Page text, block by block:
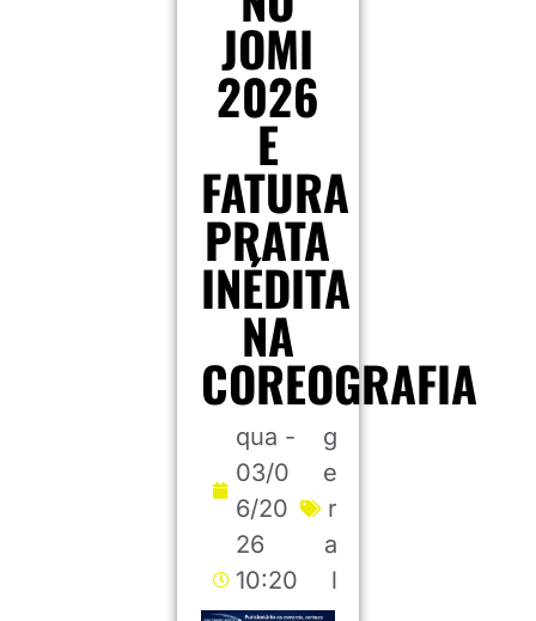
JOMI
2026
E
FATURA
PRATA
INÉDITA
NA
COREOGRAFIA
qua -
03/0
6/20
26
10:20
g
e
r
a
l